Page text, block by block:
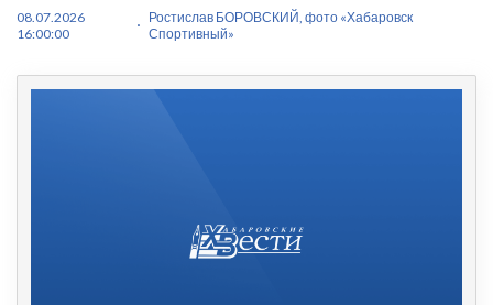
08.07.2026
16:00:00
Ростислав БОРОВСКИЙ, фото «Хабаровск
Спортивный»